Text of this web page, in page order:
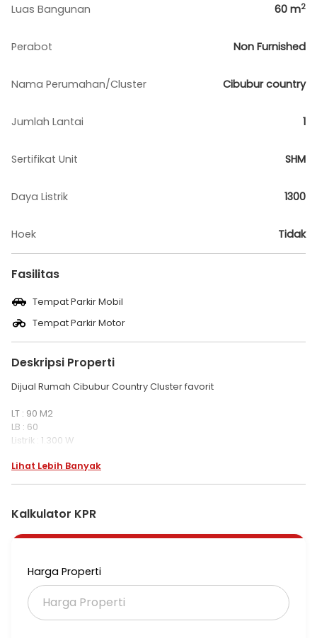
Luas Bangunan 60 m2
Perabot Non Furnished
Nama Perumahan/Cluster Cibubur country
Jumlah Lantai 1
Sertifikat Unit SHM
Daya Listrik 1300
Hoek Tidak
Fasilitas
Tempat Parkir Mobil
Tempat Parkir Motor
Deskripsi Properti
Dijual Rumah Cibubur Country Cluster favorit
LT : 90 M2
LB : 60
Listrik : 1.300 W
1 ruang Gudang
SHM
Harga 725 jt nego
Lihat Lebih Banyak
Kalkulator KPR
Harga Properti